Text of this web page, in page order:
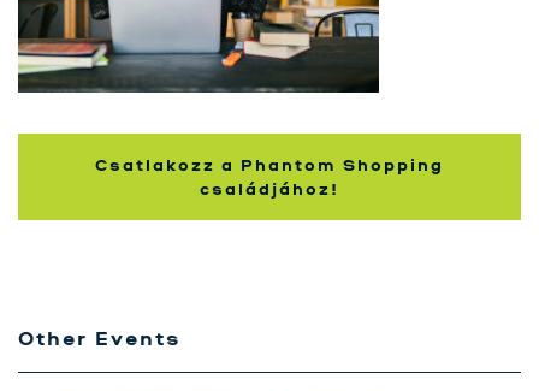
Csatlakozz a Phantom Shopping
családjához!
Other Events